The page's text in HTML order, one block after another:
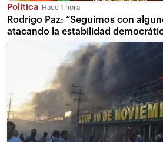
Política Hace 1 hora
Rodrigo Paz: “Seguimos con
atacando la estabilidad